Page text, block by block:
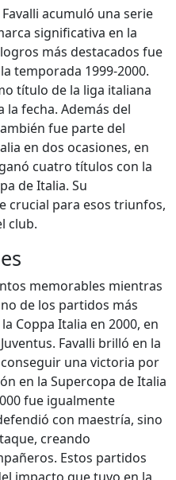
acumuló una serie
significativa en la
más destacados fue
temporada 1999-2000.
título de la liga italiana
la fecha. Además del
fue parte del
en dos ocasiones, en
cuatro títulos con la
de Italia. Su
crucial para esos triunfos,
club.
memorables mientras
de los partidos más
Coppa Italia en 2000, en
Favalli brilló en la
una victoria por
en la Supercopa de Italia
fue igualmente
con maestría, sino
creando
Estos partidos